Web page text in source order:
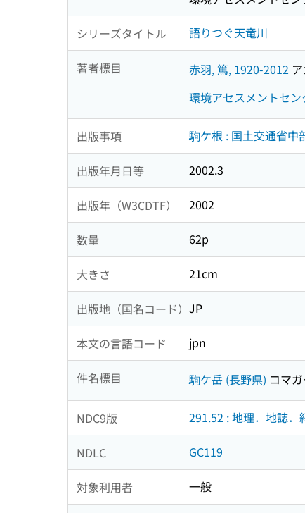
シリーズタイトル 語りつぐ天竜川
著者標目 赤羽, 篤, 1920-2012
環境アセスメントセン
出版事項 駒ケ根 : 国土交通省中
出版年月日等 2002.3
出版年（W3CDTF） 2002
数量 62p
大きさ 21cm
出版地（国名コード） JP
本文の言語コード jpn
件名標目 駒ケ岳 (長野県) コマ
NDC9版 291.52 : 地理．地誌．
NDLC GC119
対象利用者 一般